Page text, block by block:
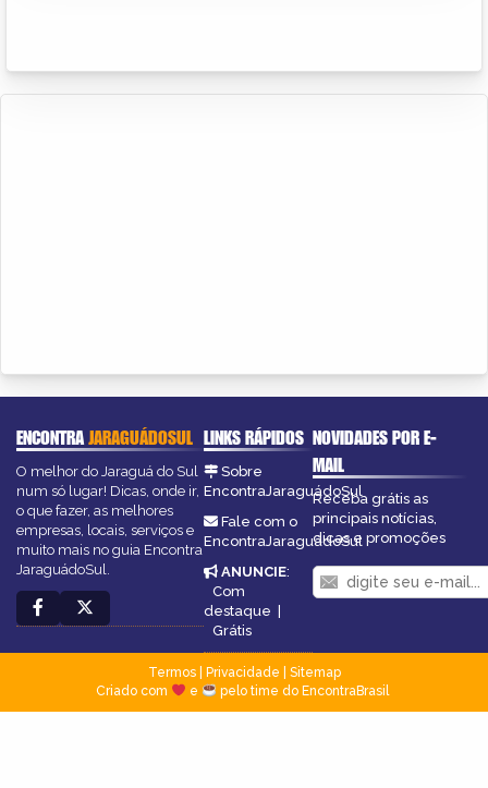
ENCONTRAJARAGUÁDOSUL
O melhor do Jaraguá do Sul
num só lugar! Dicas, onde ir,
o que fazer, as melhores
empresas, locais, serviços e
muito mais no guia Encontra
JaraguádoSul.
LINKS RÁPIDOS
Sobre
EncontraJaraguádoSul
Fale com o
EncontraJaraguádoSul
ANUNCIE:
Com
destaque |
Grátis
NOVIDADES POR E-
MAIL
Receba grátis as
principais notícias,
dicas e promoções
Termos| Privacidade
Sitemap
Criado com
e pelo time do EncontraBrasil